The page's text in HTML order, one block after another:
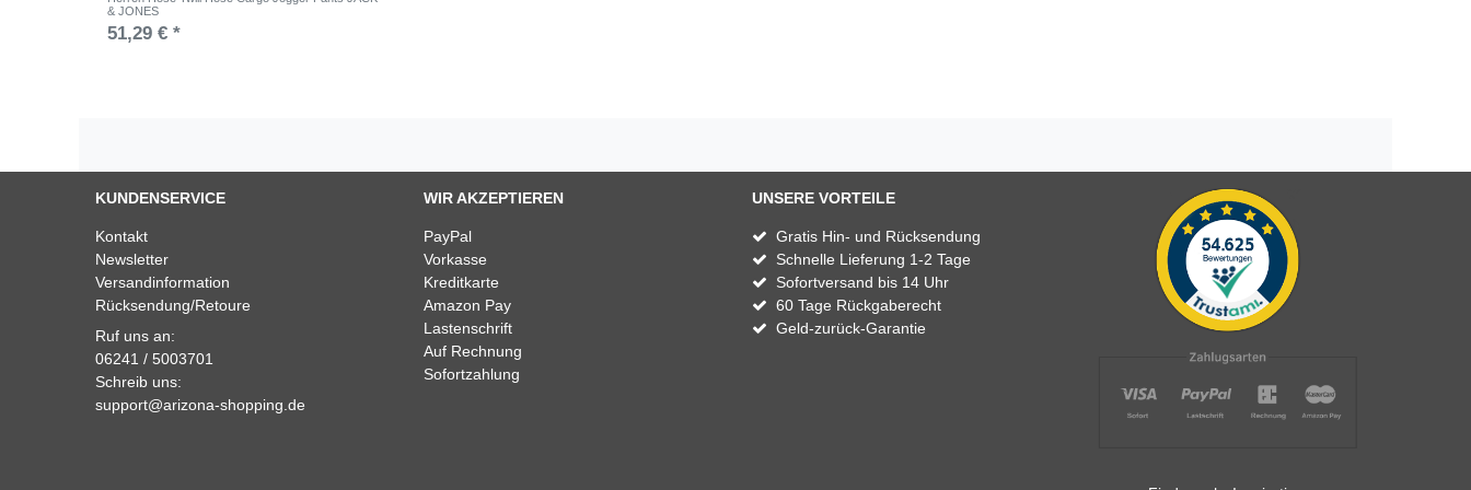
& JONES
51,29 € *
KUNDENSERVICE
Kontakt
Newsletter
Versandinformation
Rücksendung/Retoure
Ruf uns an:
06241 / 5003701
Schreib uns:
support@arizona-shopping.de
WIR AKZEPTIEREN
PayPal
Vorkasse
Kreditkarte
Amazon Pay
Lastenschrift
Auf Rechnung
Sofortzahlung
UNSERE VORTEILE
Gratis Hin- und Rücksendung
Schnelle Lieferung 1-2 Tage
Sofortversand bis 14 Uhr
60 Tage Rückgaberecht
Geld-zurück-Garantie